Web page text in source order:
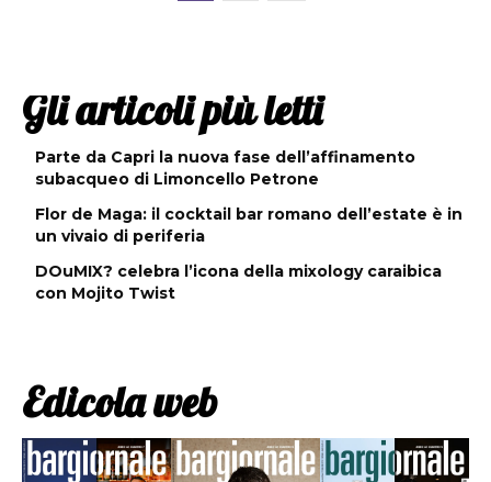
Gli articoli più letti
Parte da Capri la nuova fase dell’affinamento
subacqueo di Limoncello Petrone
Flor de Maga: il cocktail bar romano dell’estate è in
un vivaio di periferia
DOuMIX? celebra l’icona della mixology caraibica
con Mojito Twist
Edicola web